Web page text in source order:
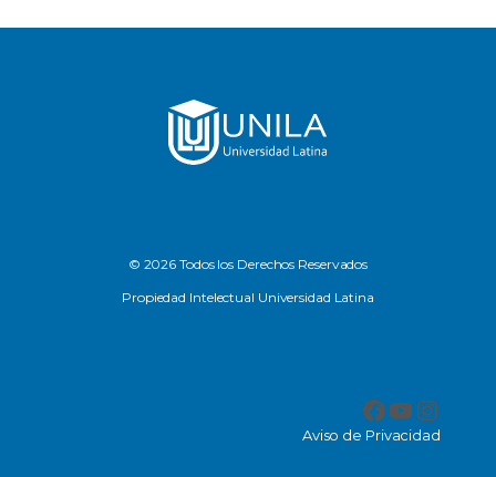
© 2026 Todos los Derechos Reservados
Propiedad Intelectual Universidad Latina
Facebook
Aviso de Privacidad